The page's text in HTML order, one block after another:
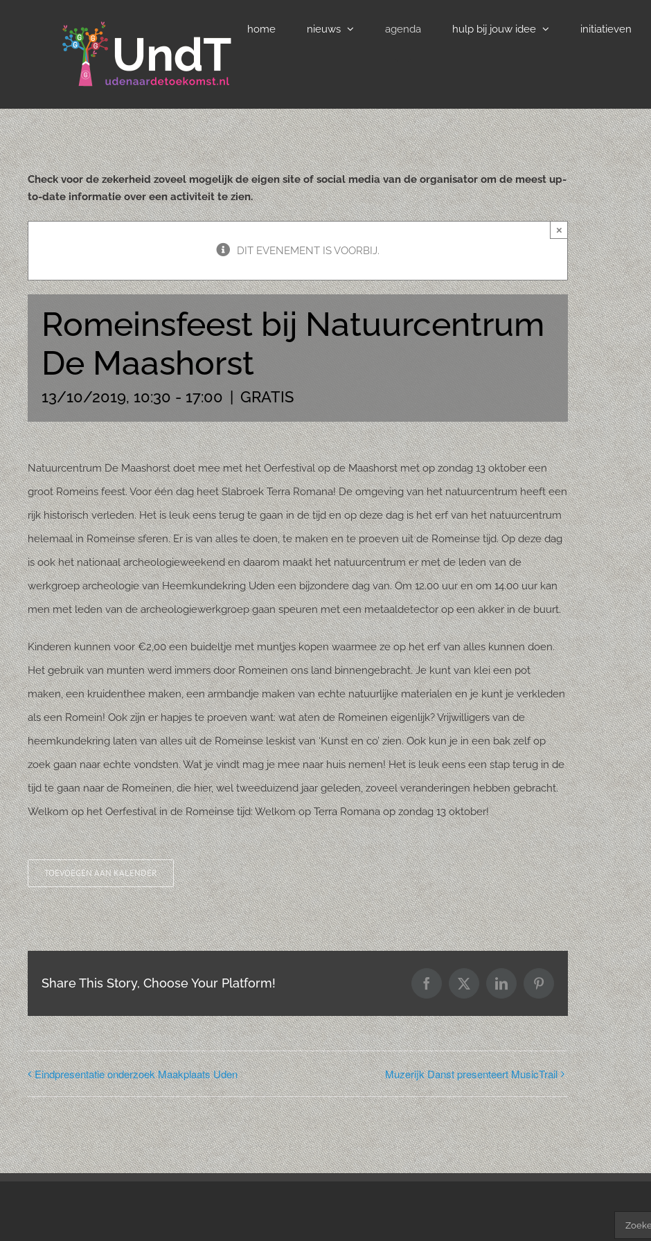
home nieuws agenda hulp bij jouw idee initiatieven
Check voor de zekerheid zoveel mogelijk de eigen site of social media van de organisator om de meest up-
to-date informatie over een activiteit te zien.
DIT EVENEMENT IS VOORBIJ.
×
Romeinsfeest bij Natuurcentrum
De Maashorst
13/10/2019, 10:30 - 17:00 | GRATIS
Natuurcentrum De Maashorst doet mee met het Oerfestival op de Maashorst met op zondag 13 oktober een
groot Romeins feest. Voor één dag heet Slabroek Terra Romana! De omgeving van het natuurcentrum heeft een
rijk historisch verleden. Het is leuk eens terug te gaan in de tijd en op deze dag is het erf van het natuurcentrum
helemaal in Romeinse sferen. Er is van alles te doen, te maken en te proeven uit de Romeinse tijd. Op deze dag
is ook het nationaal archeologieweekend en daarom maakt het natuurcentrum er met de leden van de
werkgroep archeologie van Heemkundekring Uden een bijzondere dag van. Om 12.00 uur en om 14.00 uur kan
men met leden van de archeologiewerkgroep gaan speuren met een metaaldetector op een akker in de buurt.
Kinderen kunnen voor €2,00 een buideltje met muntjes kopen waarmee ze op het erf van alles kunnen doen.
Het gebruik van munten werd immers door Romeinen ons land binnengebracht. Je kunt van klei een pot
maken, een kruidenthee maken, een armbandje maken van echte natuurlijke materialen en je kunt je verkleden
als een Romein! Ook zijn er hapjes te proeven want: wat aten de Romeinen eigenlijk? Vrijwilligers van de
heemkundekring laten van alles uit de Romeinse leskist van ‘Kunst en co’ zien. Ook kun je in een bak zelf op
zoek gaan naar echte vondsten. Wat je vindt mag je mee naar huis nemen! Het is leuk eens een stap terug in de
tijd te gaan naar de Romeinen, die hier, wel tweeduizend jaar geleden, zoveel veranderingen hebben gebracht.
Welkom op het Oerfestival in de Romeinse tijd: Welkom op Terra Romana op zondag 13 oktober!
TOEVOEGEN AAN KALENDER
Share This Story, Choose Your Platform! Facebook
X LinkedInPinterest
Eindpresentatie onderzoek Maakplaats Uden Muzerijk Danst presenteert MusicTrail
Zoeken